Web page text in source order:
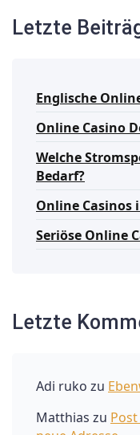
Letzte
Englische
Online Casino
Welche
Bedarf?
Online Casinos
Seriöse Online
Letzte
Adi ruko zu
Matthias zu